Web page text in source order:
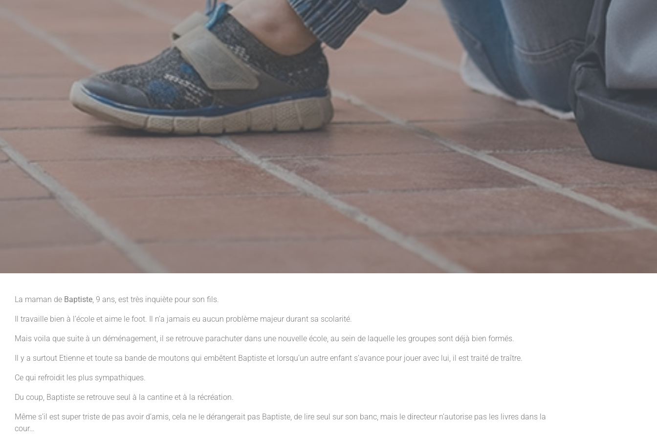
La maman de Baptiste, 9 ans, est très inquiète pour son fils.
Il travaille bien à l’école et aime le foot. Il n’a jamais eu aucun problème majeur durant sa scolarité.
Mais voila que suite à un déménagement, il se retrouve parachuter dans une nouvelle école, au sein de laquelle les groupes sont déjà bien formés.
Il y a surtout Etienne et toute sa bande de moutons qui embêtent Baptiste et lorsqu’un autre enfant s’avance pour jouer avec lui, il est traité de traître.
Ce qui refroidit les plus sympathiques.
Du coup, Baptiste se retrouve seul à la cantine et à la récréation.
Même s’il est super triste de pas avoir d’amis, cela ne le dérangerait pas Baptiste, de lire seul sur son banc, mais le directeur n’autorise pas les livres dans la
cour…